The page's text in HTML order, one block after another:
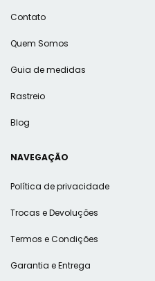
Contato
Quem Somos
Guia de medidas
Rastreio
Blog
NAVEGAÇÃO
Política de privacidade
Trocas e Devoluções
Termos e Condições
Garantia e Entrega